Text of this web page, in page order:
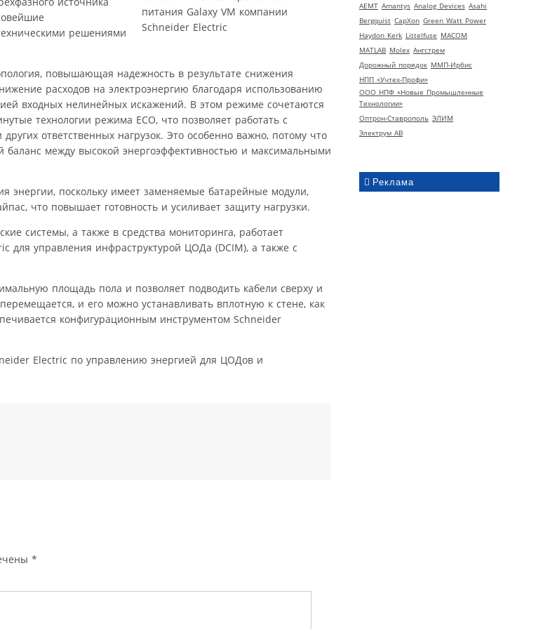
AEMT Amantys Analog Devices Asahi
Bergquist CapXon Green Watt Power
Haydon Kerk Littelfuse MACOM
MATLAB Molex Ангстрем
Дорожный порядок ММП-Ирбис
НПП «Учтех-Профи»
ООО НПФ «Новые Промышленные
Технологии»
Оптрон-Ставрополь ЭЛИМ
Электрум АВ
Реклама
решениями
повышающая надежность в результате снижения
расходов на электроэнергию благодаря использованию
входных нелинейных искажений. В этом режиме сочетаются
технологии режима ECO, что позволяет работать с
ответственных нагрузок. Это особенно важно, потому что
между высокой энергоэффективностью и максимальными
энергии, поскольку имеет заменяемые батарейные модули,
что повышает готовность и усиливает защиту нагрузки.
системы, а также в средства мониторинга, работает
управления инфраструктурой ЦОДа (DCIM), а также с
площадь пола и позволяет подводить кабели сверху и
и его можно устанавливать вплотную к стене, как
конфигурационным инструментом Schneider
Electric по управлению энергией для ЦОДов и
*